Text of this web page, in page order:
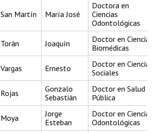
San Martín María José
Doctora en
Ciencias
Odontológicas
Torán Joaquín
Doctor en
Biomédicas
Vargas Ernesto
Doctor en
Sociales
Rojas
Gonzalo
Sebastián
Doctor en Salud
Pública
Moya
Jorge
Esteban
Doctor en
Odontológicas